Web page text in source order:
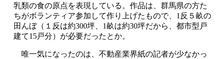
乳類の食の原点を表現している。作品は、群馬県の方た
ちがボランティア参加して作り上げたもので、1反５畝の
田んぼ（１反は約300坪、1畝は約30坪だから、都市型戸
建て15戸分）が必要だったとか。
唯一気になったのは、不動産業界紙の記者が少なかっ